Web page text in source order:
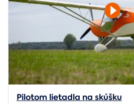
Pilotom lietadla na skúšku